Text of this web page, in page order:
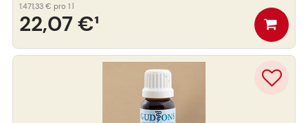
22,07 €¹
1.471,33 € pro 1 l